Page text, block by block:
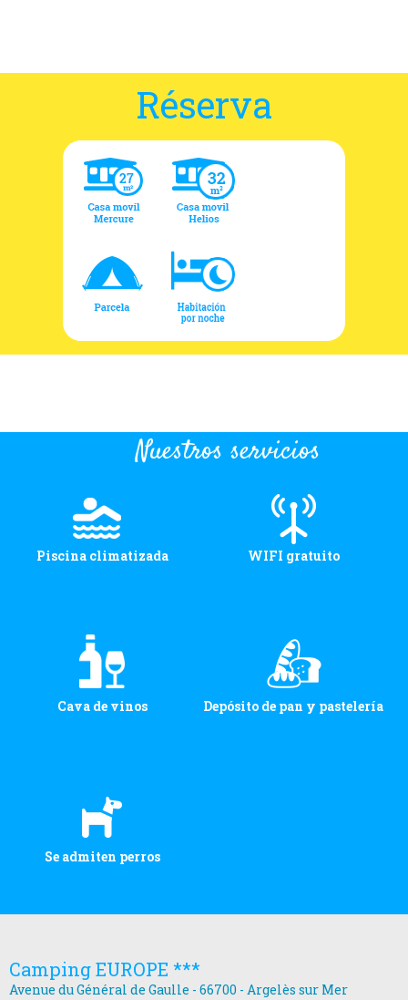
Réserva
Nuestros servicios
Piscina climatizada WIFI gratuito
Cava de vinos Depósito de pan y pastelería
Se admiten perros
Camping EUROPE ***
Avenue du Général de Gaulle - 66700 - Argelès sur Mer